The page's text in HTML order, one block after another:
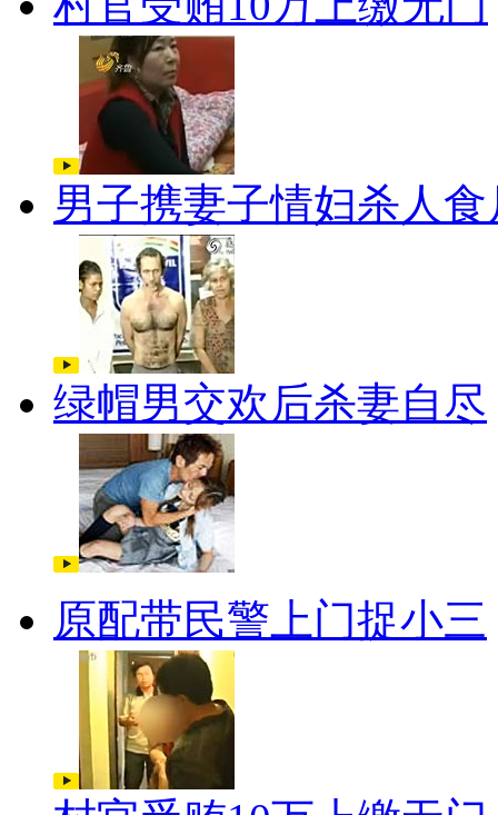
男子携妻子情妇杀人食
绿帽男交欢后杀妻自尽
原配带民警上门捉小三